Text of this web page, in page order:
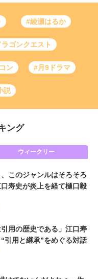
#綾瀬はるか
ゴンクエスト
ン #月9ドラマ
説
ング
ウィークリー
、このジャンルはそろそろ
寿史が炎上を経て樋口毅
引用の歴史である」江口寿
引用と継承”をめぐる対話